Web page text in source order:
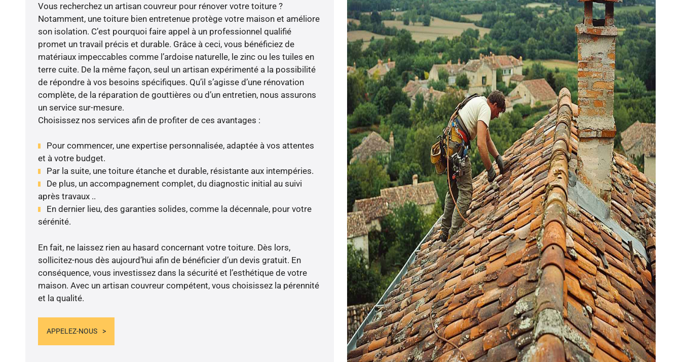
Vous recherchez un artisan couvreur pour rénover votre toiture ?
Notamment, une toiture bien entretenue protège votre maison et améliore
son isolation. C’est pourquoi faire appel à un professionnel qualifié
promet un travail précis et durable. Grâce à ceci, vous bénéficiez de
matériaux impeccables comme l’ardoise naturelle, le zinc ou les tuiles en
terre cuite. De la même façon, seul un artisan expérimenté a la possibilité
de répondre à vos besoins spécifiques. Qu’il s’agisse d’une rénovation
complète, de la réparation de gouttières ou d’un entretien, nous assurons
un service sur-mesure.
Choisissez nos services afin de profiter de ces avantages :
Pour commencer, une expertise personnalisée, adaptée à vos attentes
et à votre budget.
Par la suite, une toiture étanche et durable, résistante aux intempéries.
De plus, un accompagnement complet, du diagnostic initial au suivi
après travaux ..
En dernier lieu, des garanties solides, comme la décennale, pour votre
sérénité.
En fait, ne laissez rien au hasard concernant votre toiture. Dès lors,
sollicitez-nous dès aujourd’hui afin de bénéficier d’un devis gratuit. En
conséquence, vous investissez dans la sécurité et l’esthétique de votre
maison. Avec un artisan couvreur compétent, vous choisissez la pérennité
et la qualité.
APPELEZ-NOUS